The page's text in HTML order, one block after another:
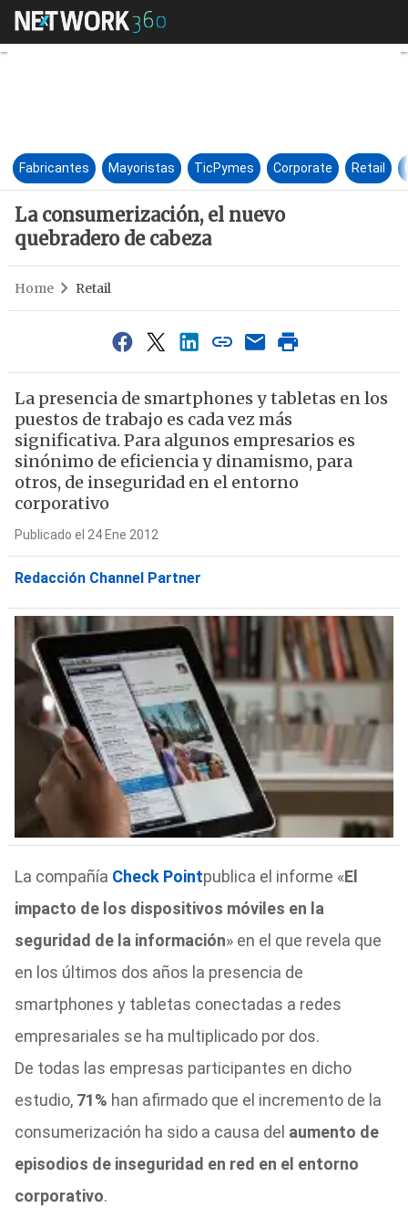
La consumerización, el
Fabricantes Mayoristas TicPymes Corporate Retail
La consumerización, el nuevo
quebradero de cabeza
Home Retail
La presencia de smartphones y tabletas en los
puestos de trabajo es cada vez más
significativa. Para algunos empresarios es
sinónimo de eficiencia y dinamismo, para
otros, de inseguridad en el entorno
corporativo
Publicado el 24 Ene 2012
Redacción Channel Partner
La compañía Check Pointpublica el informe «El
impacto de los dispositivos móviles en la
seguridad de la información» en el que revela que
en los últimos dos años la presencia de
smartphones y tabletas conectadas a redes
empresariales se ha multiplicado por dos.
De todas las empresas participantes en dicho
estudio, 71% han afirmado que el incremento de la
consumerización ha sido a causa del aumento de
episodios de inseguridad en red en el entorno
corporativo.